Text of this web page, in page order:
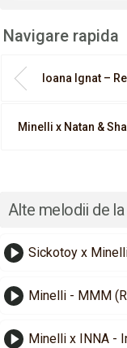
Navigare rapida
Ioana Ignat –
Minelli x Natan &
Alte melodii de la
Sickotoy x
Minelli - MMM
Minelli x INNA -